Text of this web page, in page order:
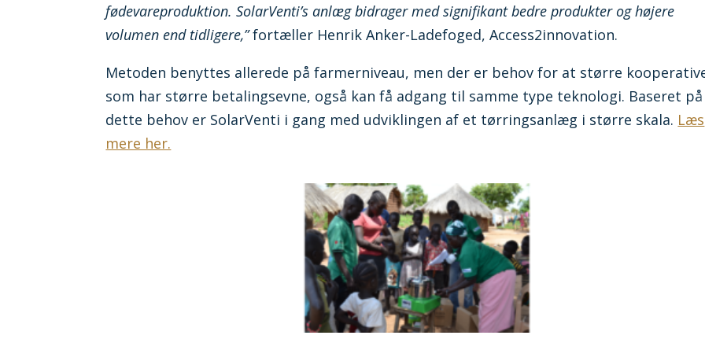
fødevareproduktion. SolarVenti’s anlæg bidrager med signifikant bedre produkter og højere
volumen end tidligere,”fortæller Henrik Anker-Ladefoged, Access2innovation.
Metoden benyttes allerede på farmerniveau, men der er behov for at større
som har større betalingsevne, også kan få adgang til samme type teknologi. Baseret på
dette behov er SolarVenti i gang med udviklingen af et tørringsanlæg i større skala. Læs
mere her.